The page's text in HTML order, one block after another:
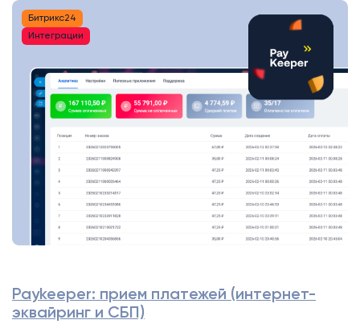
Битрикс24
Интеграции
Paykeeper: прием платежей (интернет-
эквайринг и СБП)